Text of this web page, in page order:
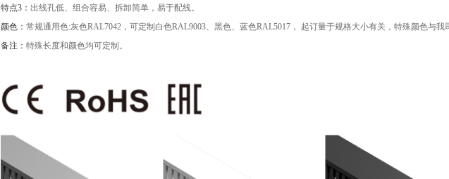
特点3：出线孔低、组合容易、拆卸简单，易于配线。
颜色：常规通用色:灰色RAL7042，可定制白色RAL9003、黑色、蓝色RAL5017， 起订量于规格大小有关，特殊颜色与我
备注：特殊长度和颜色均可定制。